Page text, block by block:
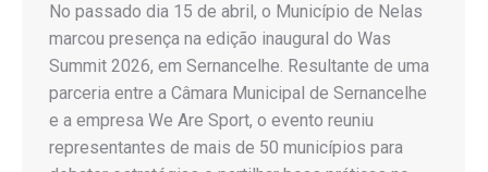
No passado dia 15 de abril, o Município de Nelas
marcou presença na edição inaugural do Was
Summit 2026, em Sernancelhe. Resultante de uma
parceria entre a Câmara Municipal de Sernancelhe
e a empresa We Are Sport, o evento reuniu
representantes de mais de 50 municípios para